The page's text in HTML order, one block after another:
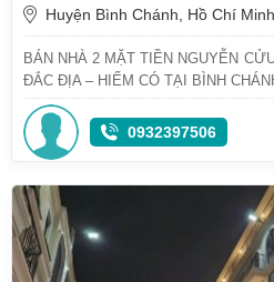
Huyện Bình Chánh, Hồ Chí Minh
BÁN NHÀ 2 MẶT TIỀN NGUYỄN
ĐẮC ĐỊA – HIẾM CÓ TẠI BÌNH
0932397506